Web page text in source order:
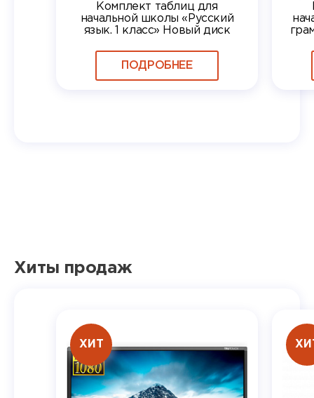
Комплект таблиц для
начальной школы «Русский
язык. 1 класс» Новый диск
ПОДРОБНЕЕ
Хиты продаж
ХИТ